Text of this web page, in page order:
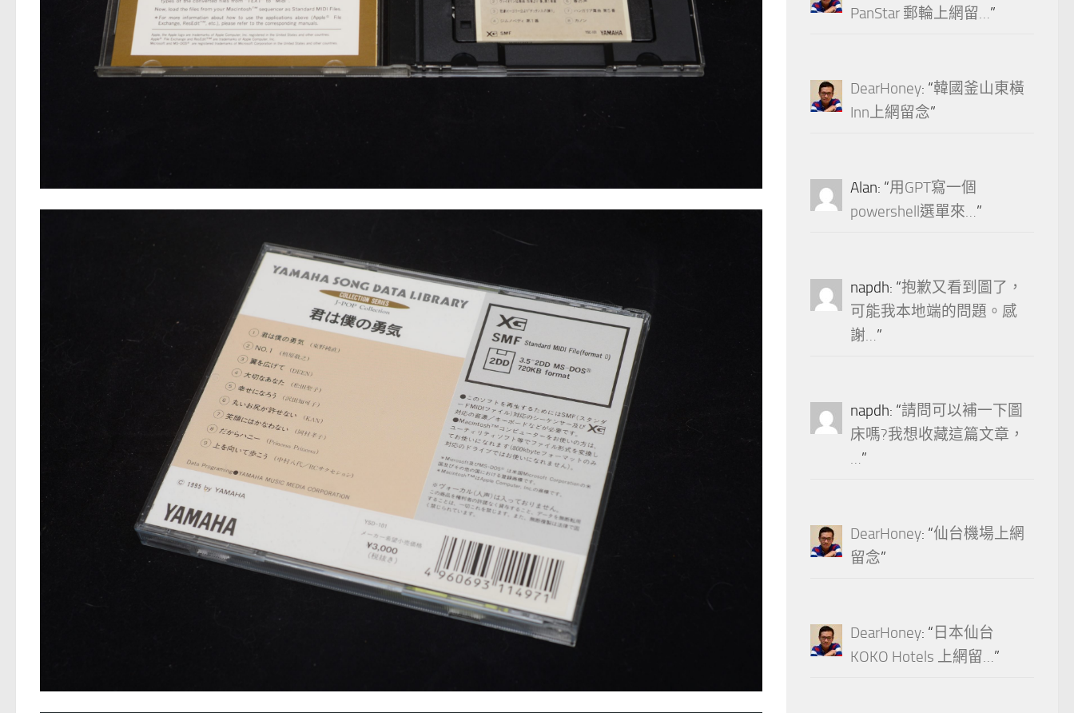
PanStar 郵輪上網留…”
DearHoney: “韓國釜山東橫
Inn上網留念”
Alan: “用GPT寫一個
powershell選單來…”
napdh: “抱歉又看到圖了，
可能我本地端的問題。感
謝…”
napdh: “請問可以補一下圖
床嗎?我想收藏這篇文章，
…”
DearHoney: “仙台機場上網
留念”
DearHoney: “ 日本仙台
KOKO Hotels 上網留…”